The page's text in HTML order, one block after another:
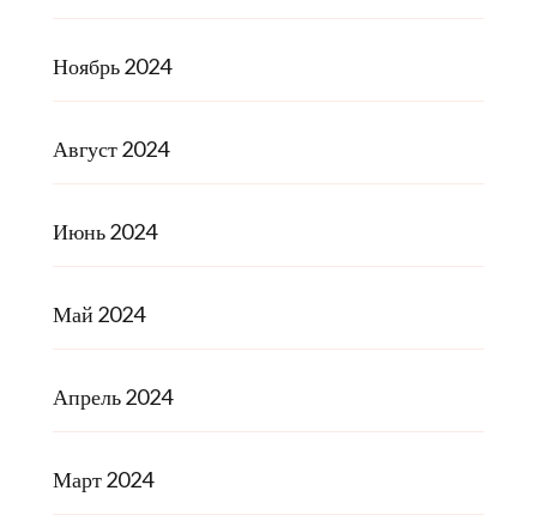
Ноябрь 2024
Август 2024
Июнь 2024
Май 2024
Апрель 2024
Март 2024